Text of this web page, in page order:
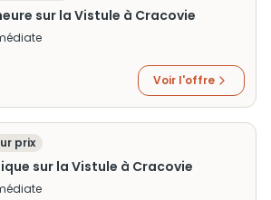
sur la Vistule à Cracovie
Voir l'offre
prix
sur la Vistule à Cracovie